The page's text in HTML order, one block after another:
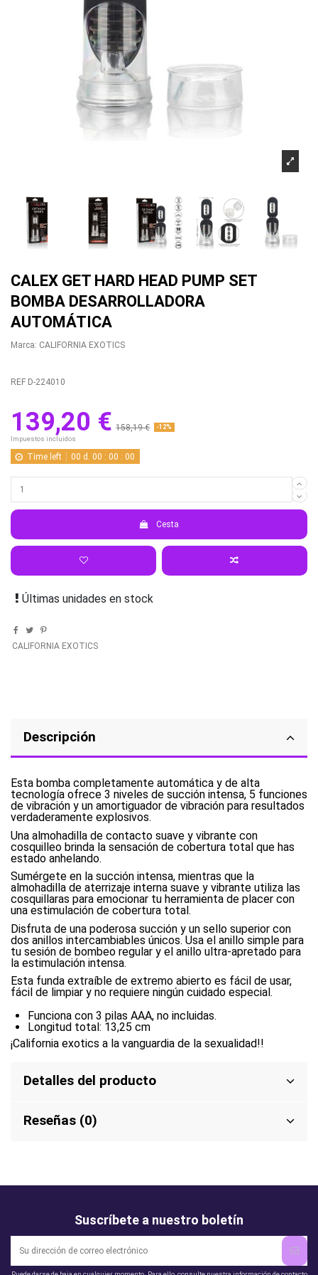
CALEX GET HARD HEAD PUMP SET
BOMBA DESARROLLADORA
AUTOMÁTICA
Marca: CALIFORNIA EXOTICS
REF D-224010
139,20 € 158,19 € -12%
Impuestos incluidos
Time left 00 d. 00 :00 :00
Cesta
Últimas unidades en stock
CALIFORNIA EXOTICS
Descripción
Esta bomba completamente automática y de alta
tecnología ofrece 3 niveles de succión intensa, 5 funciones
de vibración y un amortiguador de vibración para resultados
verdaderamente explosivos.
Una almohadilla de contacto suave y vibrante con
cosquilleo brinda la sensación de cobertura total que has
estado anhelando.
Sumérgete en la succión intensa, mientras que la
almohadilla de aterrizaje interna suave y vibrante utiliza las
cosquillaras para emocionar tu herramienta de placer con
una estimulación de cobertura total.
Disfruta de una poderosa succión y un sello superior con
dos anillos intercambiables únicos. Usa el anillo simple para
tu sesión de bombeo regular y el anillo ultra-apretado para
la estimulación intensa.
Esta funda extraíble de extremo abierto es fácil de usar,
fácil de limpiar y no requiere ningún cuidado especial.
Funciona con 3 pilas AAA, no incluidas.
Longitud total: 13,25 cm
¡California exotics a la vanguardia de la sexualidad!!
Detalles del producto
Reseñas (0)
Suscríbete a nuestro boletín